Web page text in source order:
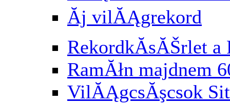
Ăj vilĂĄgrekord
RekordkĂ­sĂŠrlet
RamĂłn majdnem
VilĂĄgcsĂşcsok